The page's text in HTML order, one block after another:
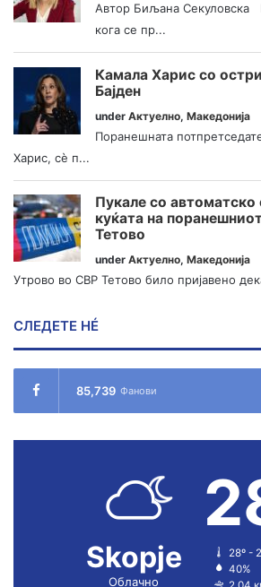
Автор Биљана Секуловска
кога се пр...
Камала Харис со
Бајден
under Актуелно, Македонија
Поранешната
Харис, сè п...
Пукале со автоматско
куќата на
Тетово
under Актуелно, Македонија
Утрово во СВР Тетово било пријавено
СЛЕДЕТЕ НÉ
85,739 Фанови
Skopje
Облачно
28º -
40%